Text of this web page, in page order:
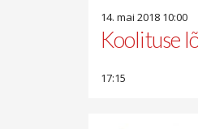
14. mai 2018 10:00
Koolituse
17:15